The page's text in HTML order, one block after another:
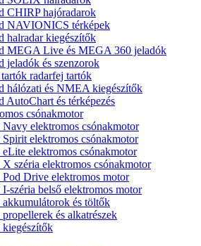
CHIRP hajóradarok
NAVIONICS térképek
halradar kiegészítők
MEGA Live és MEGA 360 jeladók
jeladók és szenzorok
radarfej tartók
hálózati és NMEA kiegészítők
AutoChart és térképezés
csónakmotor
Navy elektromos csónakmotor
elektromos csónakmotor
elektromos csónakmotor
széria elektromos csónakmotor
Pod Drive elektromos motor
széria belső elektromos motor
akkumulátorok és töltők
és alkatrészek
kiegészítők